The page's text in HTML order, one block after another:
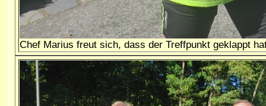
Chef Marius freut sich, dass der Treffpunkt geklappt